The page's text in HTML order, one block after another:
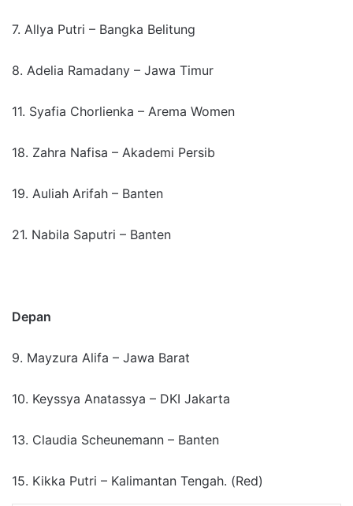
7. Allya Putri – Bangka Belitung
8. Adelia Ramadany – Jawa Timur
11. Syafia Chorlienka – Arema Women
18. Zahra Nafisa – Akademi Persib
19. Auliah Arifah – Banten
21. Nabila Saputri – Banten
Depan
9. Mayzura Alifa – Jawa Barat
10. Keyssya Anatassya – DKI Jakarta
13. Claudia Scheunemann – Banten
15. Kikka Putri – Kalimantan Tengah. (Red)